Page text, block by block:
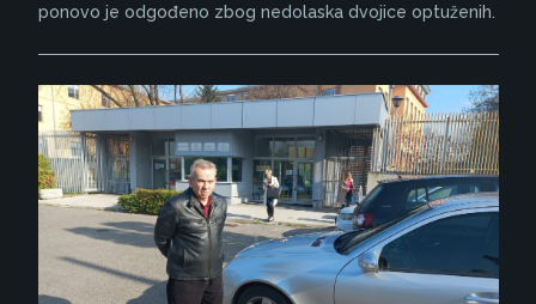
ponovo je odgođeno zbog nedolaska dvojice optuženih.